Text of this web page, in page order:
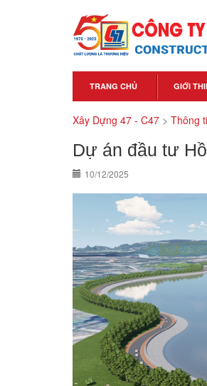
TRANG CHỦ GIỚI
Xây Dựng 47 - C47 > Thông
Dự án đầu tư
10/12/2025